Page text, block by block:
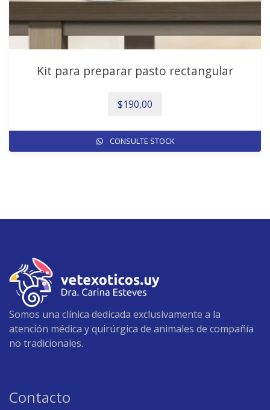
producto
Kit para preparar pasto rectangular
$190,00
CONSULTE STOCK
Somos una clínica dedicada exclusivamente a la
atención médica y quirúrgica de animales de compañía
no tradicionales.
Contacto